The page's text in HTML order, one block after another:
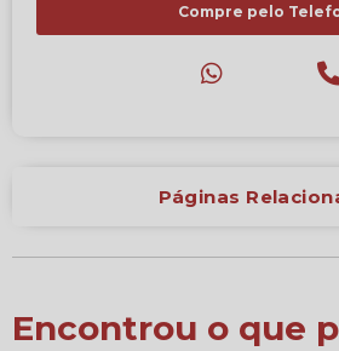
Compre pelo
Páginas
Encontrou o que